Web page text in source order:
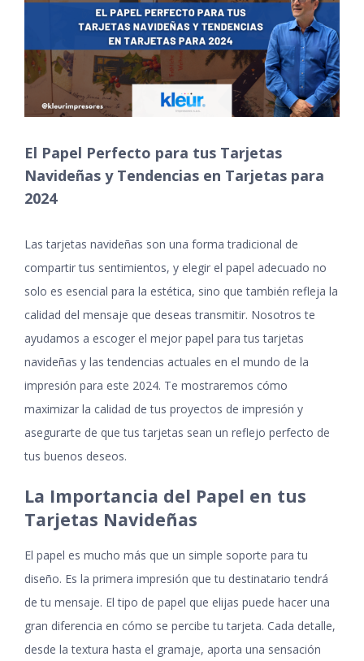
El Papel Perfecto para tus Tarjetas
Navideñas y Tendencias en Tarjetas para
2024
Las tarjetas navideñas son una forma tradicional de
compartir tus sentimientos, y elegir el papel adecuado no
solo es esencial para la estética, sino que también refleja la
calidad del mensaje que deseas transmitir. Nosotros te
ayudamos a escoger el mejor papel para tus tarjetas
navideñas y las tendencias actuales en el mundo de la
impresión para este 2024. Te mostraremos cómo
maximizar la calidad de tus proyectos de impresión y
asegurarte de que tus tarjetas sean un reflejo perfecto de
tus buenos deseos.
La Importancia del Papel en tus
Tarjetas Navideñas
El papel es mucho más que un simple soporte para tu
diseño. Es la primera impresión que tu destinatario tendrá
de tu mensaje. El tipo de papel que elijas puede hacer una
gran diferencia en cómo se percibe tu tarjeta. Cada detalle,
desde la textura hasta el gramaje, aporta una sensación